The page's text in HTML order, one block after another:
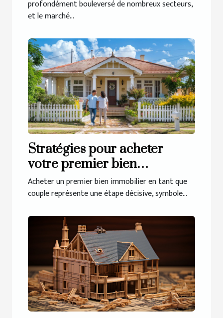
profondément bouleversé de nombreux secteurs,
et le marché...
Stratégies pour acheter
votre premier bien
immobilier en couple
Acheter un premier bien immobilier en tant que
couple représente une étape décisive, symbole...